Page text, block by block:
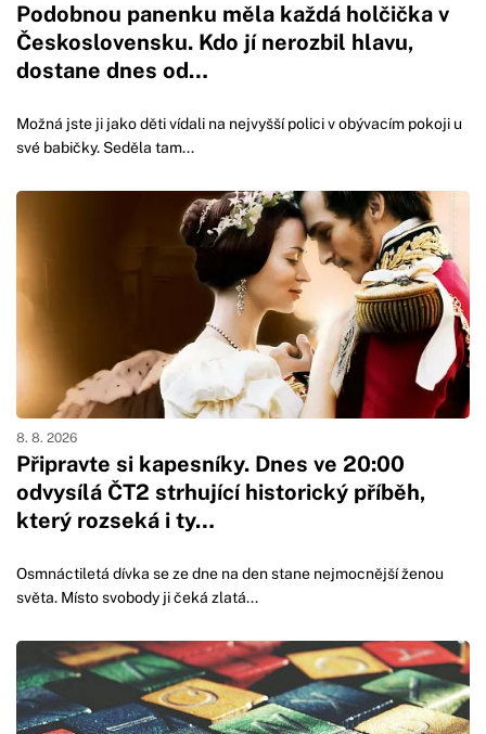
Podobnou panenku měla každá holčička v
Československu. Kdo jí nerozbil hlavu,
dostane dnes od…
Možná jste ji jako děti vídali na nejvyšší polici v obývacím pokoji u
své babičky. Seděla tam...
Připravte si kapesníky. Dnes ve 20:00
odvysílá ČT2 strhující historický příběh,
který rozseká i ty…
8. 8. 2026
Osmnáctiletá dívka se ze dne na den stane nejmocnější ženou
světa. Místo svobody ji čeká zlatá...